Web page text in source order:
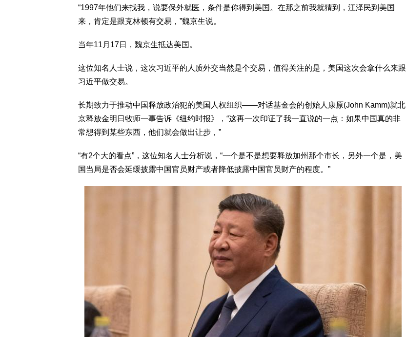
“1997年他们来找我，说要保外就医，条件是你得到美国。在那之前我就猜到，江泽民到美国
来，肯定是跟克林顿有交易，”魏京生说。
当年11月17日，魏京生抵达美国。
这位知名人士说，这次习近平的人质外交当然是个交易，值得关注的是，美国这次会拿什么来跟
习近平做交易。
长期致力于推动中国释放政治犯的美国人权组织——对话基金会的创始人康原(John Kamm)就北
京释放金明日牧师一事告诉《纽约时报》，“这再一次印证了我一直说的一点：如果中国真的非
常想得到某些东西，他们就会做出让步，”
“有2个大的看点”，这位知名人士分析说，“一个是不是想要释放加州那个市长，另外一个是，美
国当局是否会延缓披露中国官员财产或者降低披露中国官员财产的程度。”